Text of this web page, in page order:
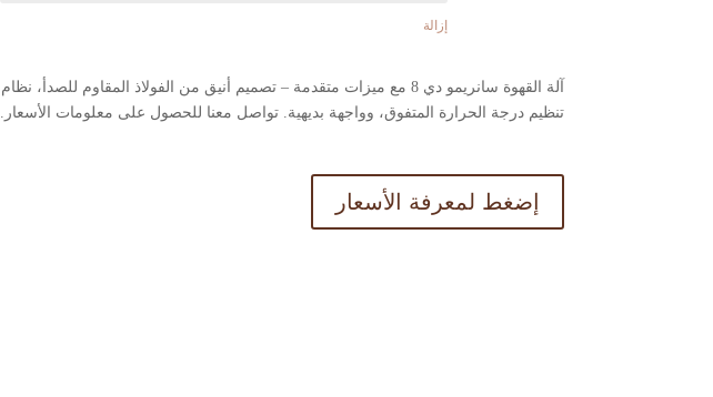
إزالة
آلة القهوة سانريمو دي 8 مع ميزات متقدمة – تصميم أنيق من الفولاذ المقاوم للصدأ، نظام
تنظيم درجة الحرارة المتفوق، وواجهة بديهية. تواصل معنا للحصول على معلومات الأسعار.
إضغط لمعرفة الأسعار